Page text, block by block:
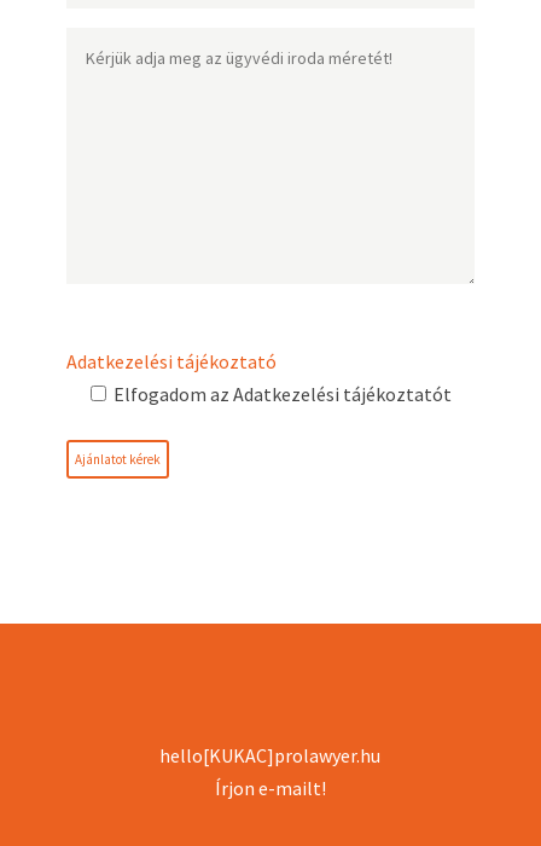
Adatkezelési tájékoztató
Elfogadom az Adatkezelési tájékoztatót
hello[KUKAC]prolawyer.hu
Írjon e-mailt!